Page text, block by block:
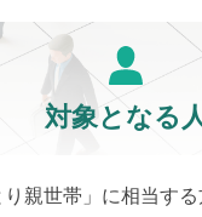
対象となる
親世帯」に相当す